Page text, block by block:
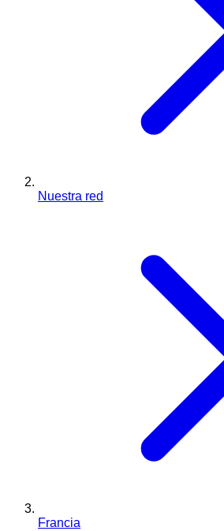
Nuestra red
Francia